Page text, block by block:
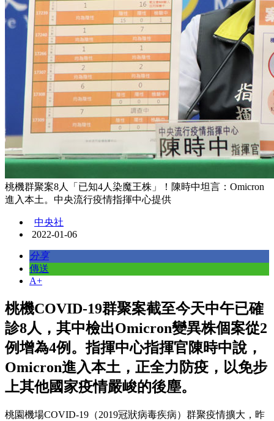
桃機群聚案8人「已知4人染魔王株」！陳時中坦言：Omicron
進入本土。中央流行疫情指揮中心提供
中央社
2022-01-06
分享
傳送
A+
桃機COVID-19群聚案截至今天中午已確
診8人，其中檢出Omicron變異株個案從2
例增為4例。指揮中心指揮官陳時中說，
Omicron進入本土，正全力防疫，以免步
上其他國家疫情嚴峻的後塵。
桃園機場COVID-19（2019冠狀病毒疾病）群聚疫情擴大，昨